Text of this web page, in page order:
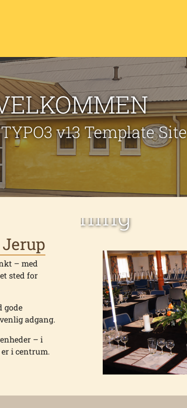
v13 Template Site
– med
sted for
gode
adgang.
– i
i centrum.
Bordækning